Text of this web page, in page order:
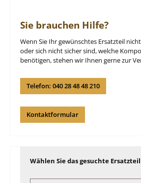
Sie brauchen Hilfe?
Wenn Sie Ihr gewünschtes Ersatzteil
oder sich nicht sicher sind, welche
benötigen, stehen wir Ihnen gerne zur
Telefon: 040 28 48 48 210
Kontaktformular
Wählen Sie das gesuchte